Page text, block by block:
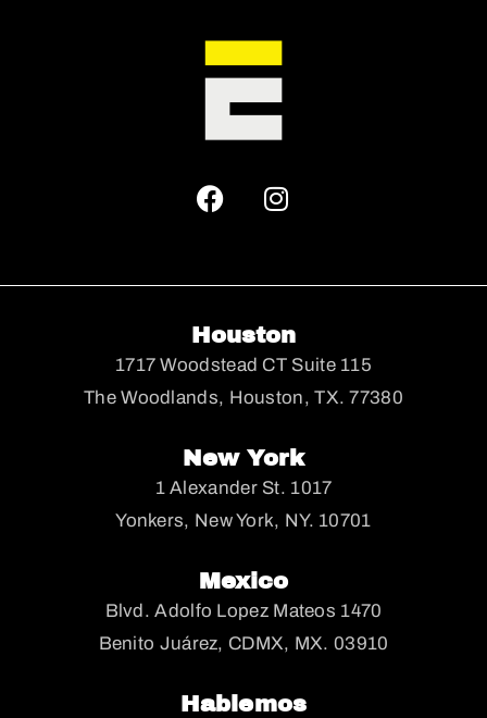
Houston
1717 Woodstead CT Suite 115
The Woodlands, Houston, TX. 77380
New York
1 Alexander St. 1017
Yonkers, New York, NY. 10701
Mexico
Blvd. Adolfo Lopez Mateos 1470
Benito Juárez, CDMX, MX. 03910
Hablemos